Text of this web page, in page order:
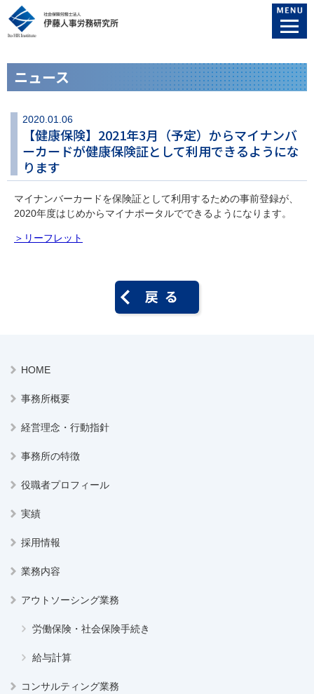
ニュース
2020.01.06
【健康保険】2021年3月（予定）からマイナンバ
ーカードが健康保険証として利用できるようにな
ります
マイナンバーカードを保険証として利用するための事前登録が、
2020年度はじめからマイナポータルでできるようになります。
＞リーフレット
HOME
事務所概要
経営理念・行動指針
事務所の特徴
役職者プロフィール
実績
採用情報
業務内容
アウトソーシング業務
労働保険・社会保険手続き
給与計算
コンサルティング業務